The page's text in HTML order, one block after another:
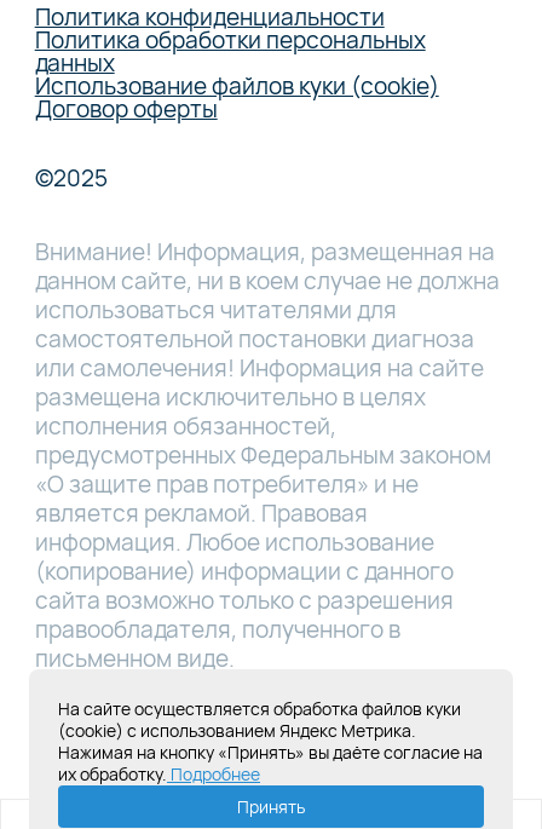
Политика конфиденциальности
Политика обработки персональных
данных
Использование файлов куки (cookie)
Договор оферты
©2025
Внимание! Информация, размещенная на
данном сайте, ни в коем случае не должна
использоваться читателями для
самостоятельной постановки диагноза
или самолечения! Информация на сайте
размещена исключительно в целях
исполнения обязанностей,
предусмотренных Федеральным законом
«О защите прав потребителя» и не
является рекламой. Правовая
информация. Любое использование
(копирование) информации с данного
сайта возможно только с разрешения
правообладателя, полученного в
письменном виде.
Лицензия Л041-01181-16/00331767 от
28.05.2019
Создание сайта под ключ
ИМЕЮТСЯ ПРОТИВОПОКАЗАНИЯ,
На сайте осуществляется обработка файлов куки
(cookie) с использованием Яндекс Метрика.
Нажимая на кнопку «Принять» вы даёте согласие на
их обработку. Подробнее
Принять